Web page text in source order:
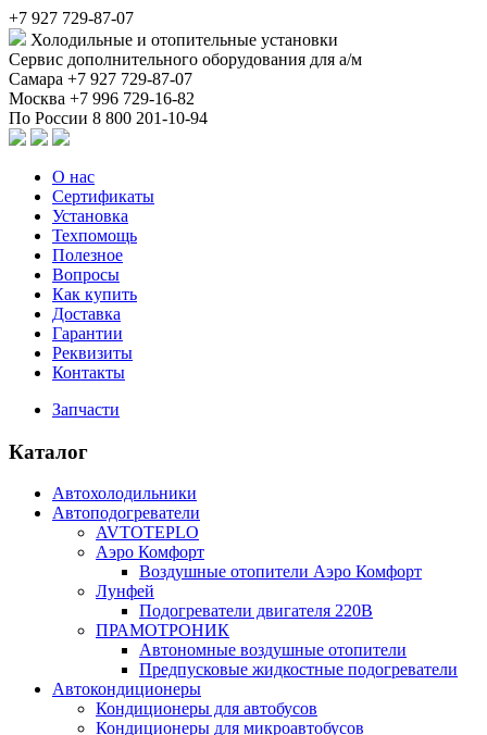
+7 927 729-87-07
Холодильные и отопительные установки
Сервис дополнительного оборудования для а/м
Самара +7 927 729-87-07
Москва +7 996 729-16-82
По России 8 800 201-10-94
О нас
Сертификаты
Установка
Техпомощь
Полезное
Вопросы
Как купить
Доставка
Гарантии
Реквизиты
Контакты
Запчасти
Каталог
Автохолодильники
Автоподогреватели
AVTOTEPLO
Аэро Комфорт
Воздушные отопители Аэро Комфорт
Лунфей
Подогреватели двигателя 220В
ПРАМОТРОНИК
Автономные воздушные отопители
Предпусковые жидкостные подогреватели
Автокондиционеры
Кондиционеры для автобусов
Кондиционеры для микроавтобусов